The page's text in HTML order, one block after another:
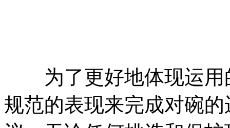
为了更好地体现运用
规范的表现来完成对碗